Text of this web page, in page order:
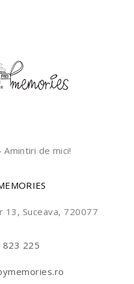
de mici!
13, Suceava, 720077
823 225